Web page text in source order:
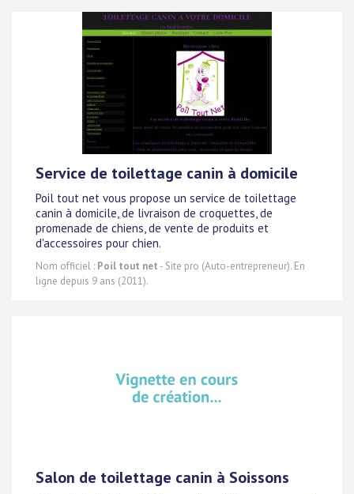
Service de toilettage canin à domicile
Poil tout net vous propose un service de toilettage
canin à domicile, de livraison de croquettes, de
promenade de chiens, de vente de produits et
d'accessoires pour chien.
Nom officiel : Poil tout net - Site pro (Auto-entrepreneur). En
ligne depuis 9 ans (2011).
Salon de toilettage canin à Soissons